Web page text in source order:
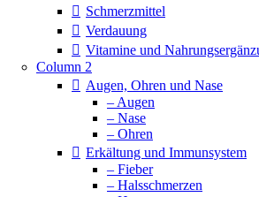
Schmerzmittel
Verdauung
Vitamine und
Column 2
Augen, Ohren und Nase
– Augen
– Nase
– Ohren
Erkältung und Immunsystem
– Fieber
– Halsschmerzen